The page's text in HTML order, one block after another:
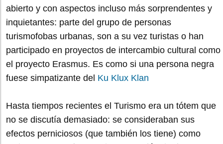
abierto y con aspectos incluso más sorprendentes y
inquietantes: parte del grupo de personas
turismofobas urbanas, son a su vez turistas o han
participado en proyectos de intercambio cultural como
el proyecto Erasmus. Es como si una persona negra
fuese simpatizante del Ku Klux Klan
Hasta tiempos recientes el Turismo era un tótem que
no se discutía demasiado: se consideraban sus
efectos perniciosos (que también los tiene) como